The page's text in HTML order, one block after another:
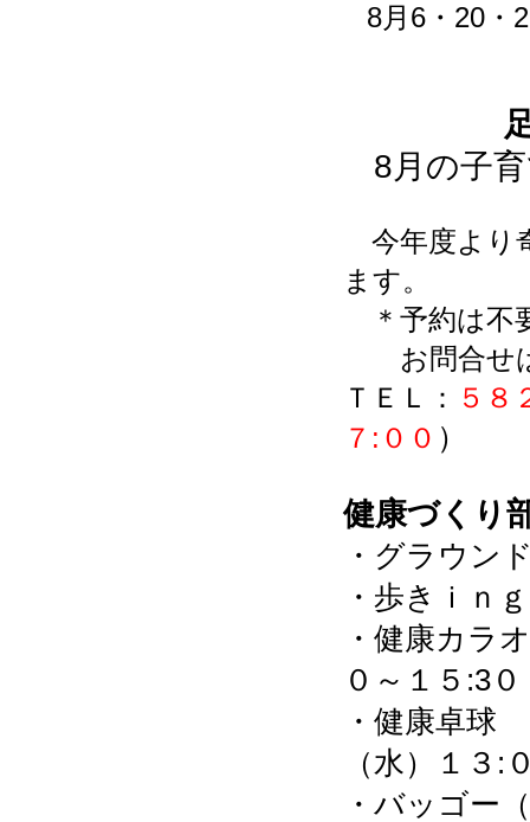
8月6・20
8月の子
今年度より
ます。
＊予約は不
お問合せ
ＴＥＬ： ５８
７:００ ）
健康づくり
・グラウ
・歩き
・健康カ
０～１５:3０
・健康卓
（水）
１３:
・バッゴー